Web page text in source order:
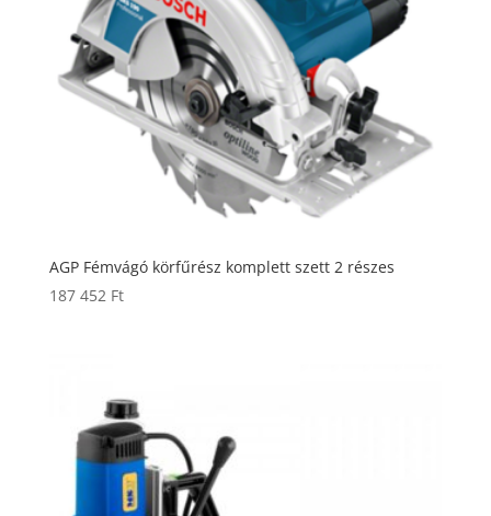
AGP Fémvágó körfűrész komplett szett 2 részes
187 452 Ft